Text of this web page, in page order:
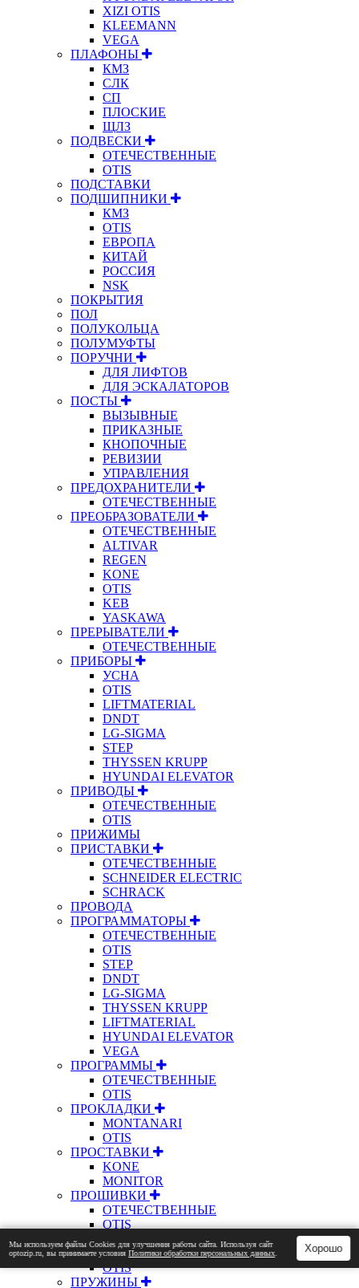
XIZI OTIS
KLEEMANN
VEGA
ПЛАФОНЫ
КМЗ
СЛК
СП
ПЛОСКИЕ
ЩЛЗ
ПОДВЕСКИ
ОТЕЧЕСТВЕННЫЕ
OTIS
ПОДСТАВКИ
ПОДШИПНИКИ
КМЗ
OTIS
ЕВРОПА
КИТАЙ
РОССИЯ
NSK
ПОКРЫТИЯ
ПОЛ
ПОЛУКОЛЬЦА
ПОЛУМУФТЫ
ПОРУЧНИ
ДЛЯ ЛИФТОВ
ДЛЯ ЭСКАЛАТОРОВ
ПОСТЫ
ВЫЗЫВНЫЕ
ПРИКАЗНЫЕ
КНОПОЧНЫЕ
РЕВИЗИИ
УПРАВЛЕНИЯ
ПРЕДОХРАНИТЕЛИ
ОТЕЧЕСТВЕННЫЕ
ПРЕОБРАЗОВАТЕЛИ
ОТЕЧЕСТВЕННЫЕ
ALTIVAR
REGEN
KONE
OTIS
KEB
YASKAWA
ПРЕРЫВАТЕЛИ
ОТЕЧЕСТВЕННЫЕ
ПРИБОРЫ
УСНА
OTIS
LIFTMATERIAL
DNDT
LG-SIGMA
STEP
THYSSEN KRUPP
HYUNDAI ELEVATOR
ПРИВОДЫ
ОТЕЧЕСТВЕННЫЕ
OTIS
ПРИЖИМЫ
ПРИСТАВКИ
ОТЕЧЕСТВЕННЫЕ
SCHNEIDER ELECTRIC
SCHRACK
ПРОВОДА
ПРОГРАММАТОРЫ
ОТЕЧЕСТВЕННЫЕ
OTIS
STEP
DNDT
LG-SIGMA
THYSSEN KRUPP
LIFTMATERIAL
HYUNDAI ELEVATOR
VEGA
ПРОГРАММЫ
ОТЕЧЕСТВЕННЫЕ
OTIS
ПРОКЛАДКИ
MONTANARI
OTIS
ПРОСТАВКИ
KONE
MONITOR
ПРОШИВКИ
ОТЕЧЕСТВЕННЫЕ
OTIS
ПРОЦЕССОРЫ
ОТЕЧЕСТВЕННЫЕ
OTIS
ПРУЖИНЫ
Мы используем файлы Сookies для улучшения работы сайта. Используя сайт
optozip.ru, вы принимаете условияПолитики обработки персональных данных Хорошо